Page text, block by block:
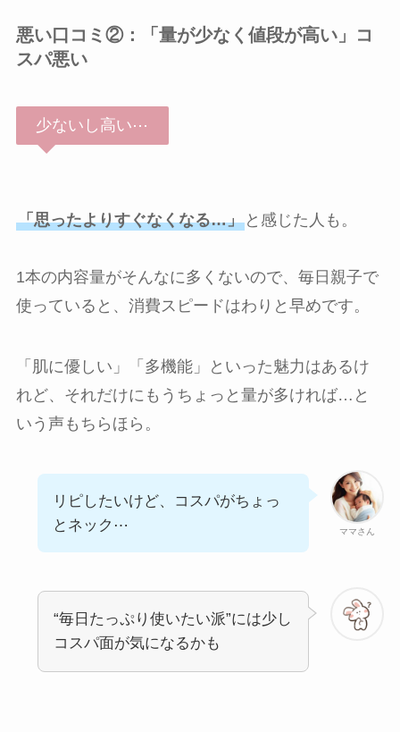
悪い口コミ②：「量が少なく値段が高い」コ
スパ悪い
少ないし高い⋯
「思ったよりすぐなくなる…」と感じた人も。
1本の内容量がそんなに多くないので、毎日親子で
使っていると、消費スピードはわりと早めです。
「肌に優しい」「多機能」といった魅力はあるけ
れど、それだけにもうちょっと量が多ければ…と
いう声もちらほら。
ママさん
リピしたいけど、コスパがちょっ
とネック⋯
“毎日たっぷり使いたい派”には少し
コスパ面が気になるかも